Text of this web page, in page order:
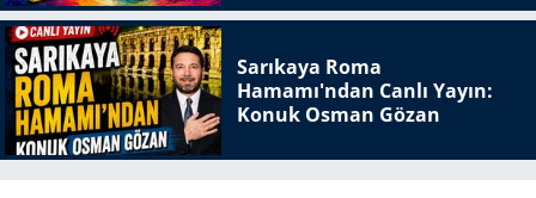
Sarıkaya Roma
Hamamı'ndan Canlı Yayın:
Konuk Osman Gözan